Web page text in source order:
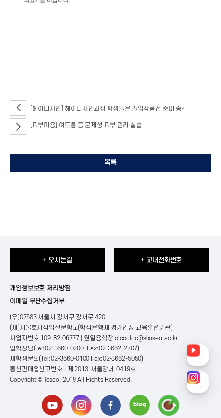
[헤어디자인] 헤어디자인과정 학생들은 졸업작품전 준비 중~
[피부미용] 여드름 등 문제성 피부 관리 실습
목록
+ 오시는길 + 교내전화번호
개인정보보호 처리방침
이메일 무단수집거부
(우)07583 서울시 강서구 강서로 420
(재)서울호서직업전문학교(학점은행제 평가인정 교육훈련기관)
사업자번호 109-82-06777 | 원일용학장 clccclcc@shoseo.ac.kr
입학상담(Tel:02-3660-0200, Fax:02-3662-2707)
재학생문의(Tel:02-3660-0100 Fax:02-3662-5050)
통신판매업신고번호 : 제 2013-서울강서-0419호
Copyright ©Hoseo. 2019 All Rights Reserved.